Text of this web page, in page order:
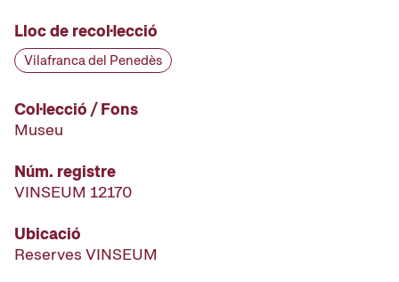
Lloc de recol·lecció
Vilafranca del Penedès
Col·lecció / Fons
Museu
Núm. registre
VINSEUM 12170
Ubicació
Reserves VINSEUM